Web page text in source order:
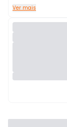
Ver mais